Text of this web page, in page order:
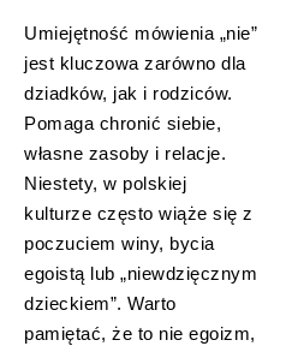
Umiejętność mówienia „nie”
jest kluczowa zarówno dla
dziadków, jak i rodziców.
Pomaga chronić siebie,
własne zasoby i relacje.
Niestety, w polskiej
kulturze często wiąże się z
poczuciem winy, bycia
egoistą lub „niewdzięcznym
dzieckiem”. Warto
pamiętać, że to nie egoizm,